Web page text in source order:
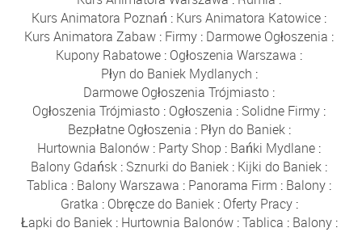
Kurs Animatora Poznań : Kurs Animatora Katowice :
Kurs Animatora Zabaw : Firmy : Darmowe Ogłoszenia :
Kupony Rabatowe : Ogłoszenia Warszawa :
Płyn do Baniek Mydlanych :
Darmowe Ogłoszenia Trójmiasto :
Ogłoszenia Trójmiasto : Ogłoszenia : Solidne Firmy :
Bezpłatne Ogłoszenia : Płyn do Baniek:
Hurtownia Balonów : Party Shop : Bańki Mydlane :
Balony Gdańsk : Sznurki do Baniek : Kijki do Baniek :
Tablica : Balony Warszawa : Panorama Firm : Balony :
Gratka : Obręcze do Baniek: Oferty Pracy:
Łapki do Baniek: Hurtownia Balonów:Tablica : Balony: